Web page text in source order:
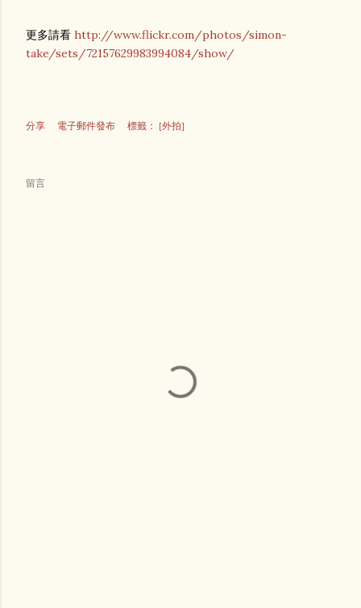
更多請看 http://www.flickr.com/photos/simon-
take/sets/72157629983994084/show/
分享 電子郵件發布 標籤： [外拍]
留言